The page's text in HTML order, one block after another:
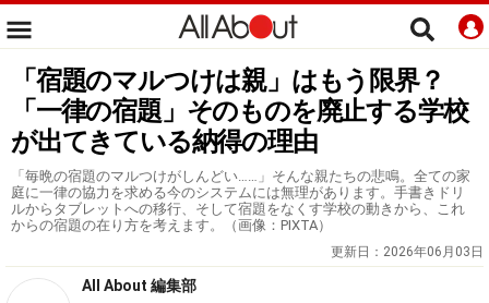
「宿題のマルつけは親」はもう限界？
「一律の宿題」そのものを廃止する学校
が出てきている納得の理由
「毎晩の宿題のマルつけがしんどい……」そんな親たちの悲鳴。全ての家
庭に一律の協力を求める今のシステムには無理があります。手書きドリ
ルからタブレットへの移行、そして宿題をなくす学校の動きから、これ
からの宿題の在り方を考えます。（画像：PIXTA）
更新日： 2026年06月03日
All About 編集部